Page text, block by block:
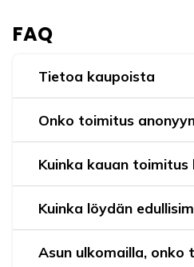
FAQ
Tietoa kaupoista
Onko toimitus
Kuinka kauan toimitus
Kuinka löydän
Asun ulkomailla, onko